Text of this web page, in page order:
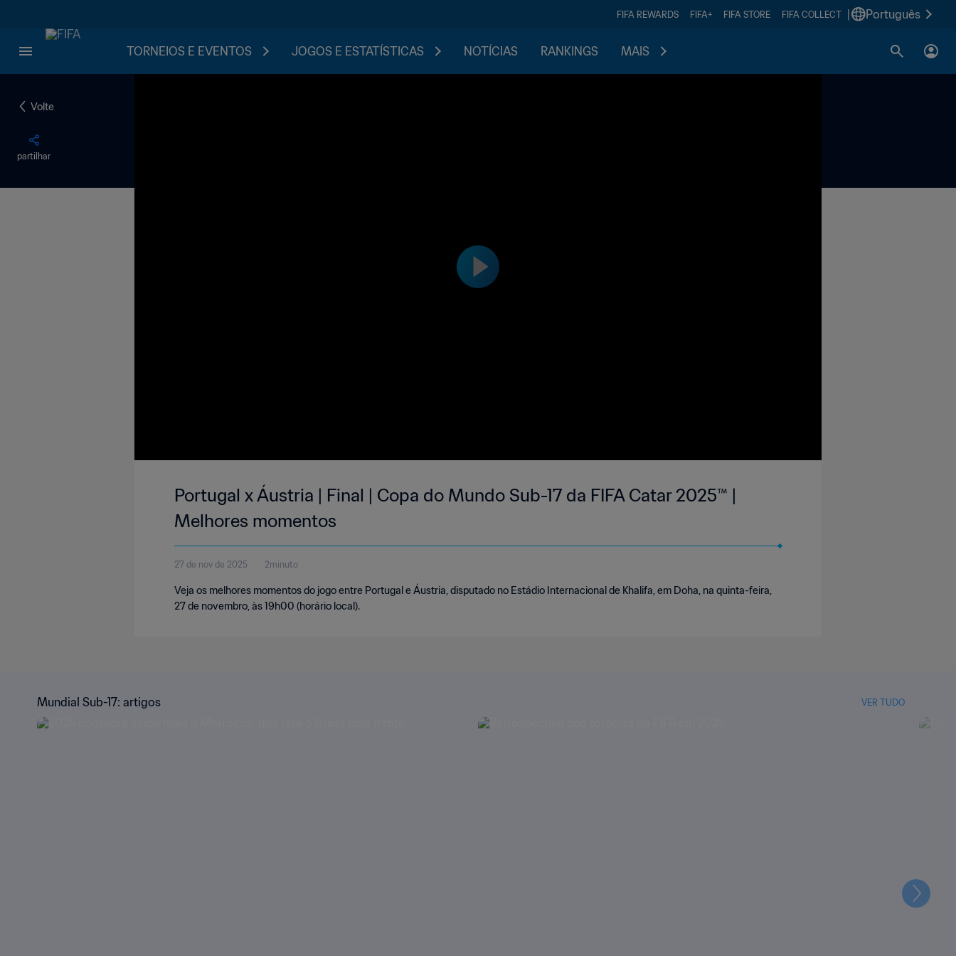
FIFA REWARDS FIFA+ FIFA STORE FIFA COLLECT Português
TORNEIOS E EVENTOS JOGOS E ESTATÍSTICAS NOTÍCIAS RANKINGS MAIS
Volte
partilhar
Portugal x Áustria | Final | Copa do Mundo Sub-17 da FIFA Catar 2025™ |
Melhores momentos
27 de nov de 2025 2minuto
Veja os melhores momentos do jogo entre Portugal e Áustria, disputado no Estádio Internacional de Khalifa, em Doha, na quinta-feira,
27 de novembro, às 19h00 (horário local).
Mundial Sub-17: artigos VER TUDO